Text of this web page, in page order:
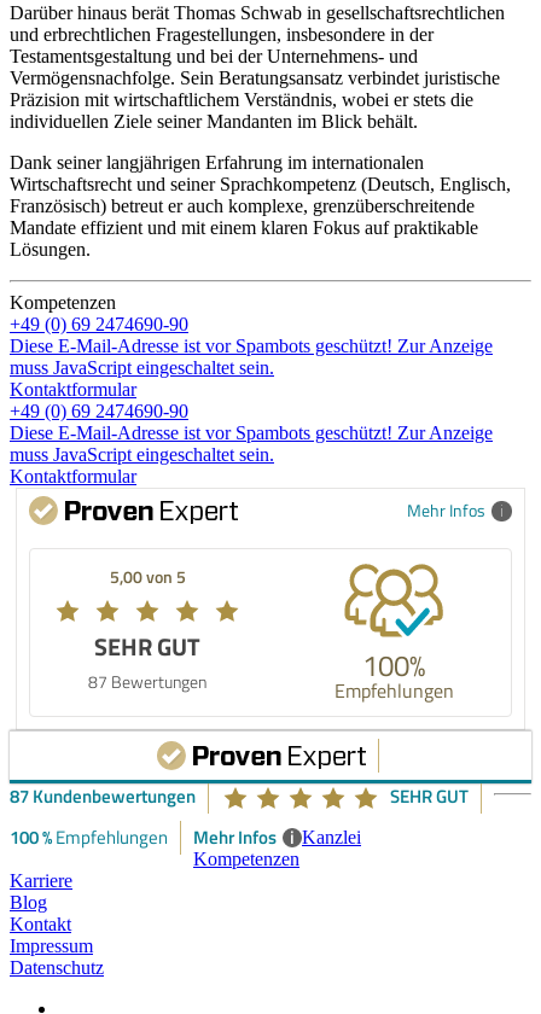
Darüber hinaus berät Thomas Schwab in gesellschaftsrechtlichen
und erbrechtlichen Fragestellungen, insbesondere in der
Testamentsgestaltung und bei der Unternehmens- und
Vermögensnachfolge. Sein Beratungsansatz verbindet juristische
Präzision mit wirtschaftlichem Verständnis, wobei er stets die
individuellen Ziele seiner Mandanten im Blick behält.
Dank seiner langjährigen Erfahrung im internationalen
Wirtschaftsrecht und seiner Sprachkompetenz (Deutsch, Englisch,
Französisch) betreut er auch komplexe, grenzüberschreitende
Mandate effizient und mit einem klaren Fokus auf praktikable
Lösungen.
Kompetenzen
+49 (0) 69 2474690-90
Diese E-Mail-Adresse ist vor Spambots geschützt! Zur Anzeige
muss JavaScript eingeschaltet sein.
Kontaktformular
+49 (0) 69 2474690-90
Diese E-Mail-Adresse ist vor Spambots geschützt! Zur Anzeige
muss JavaScript eingeschaltet sein.
Kontaktformular
Mehr Infos
5,00 von 5
SEHR GUT
87 Bewertungen 100%
Empfehlungen
87 Kundenbewertungen
SEHR GUT
100 %Empfehlungen Mehr Infos i Kanzlei
Kompetenzen
Karriere
Blog
Kontakt
Impressum
Datenschutz